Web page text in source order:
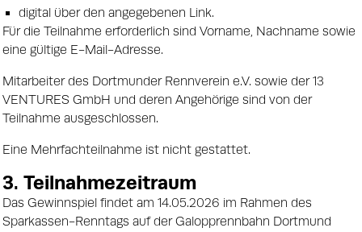
digital über den angegebenen Link.
Für die Teilnahme erforderlich sind Vorname, Nachname sowie
eine gültige E-Mail-Adresse.
Mitarbeiter des Dortmunder Rennverein e.V. sowie der 13
VENTURES GmbH und deren Angehörige sind von der
Teilnahme ausgeschlossen.
Eine Mehrfachteilnahme ist nicht gestattet.
3. Teilnahmezeitraum
Das Gewinnspiel findet am 14.05.2026 im Rahmen des
Sparkassen-Renntags auf der Galopprennbahn Dortmund